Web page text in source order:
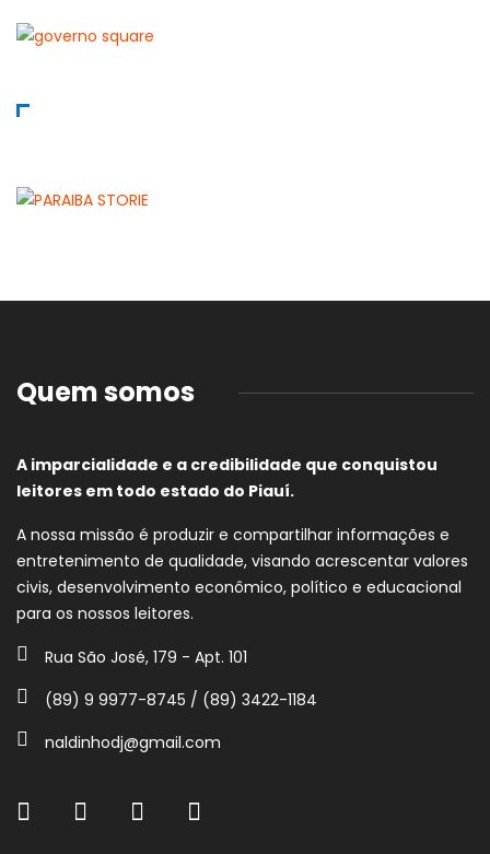
Quem somos
A imparcialidade e a credibilidade que conquistou
leitores em todo estado do Piauí.
A nossa missão é produzir e compartilhar informações e
entretenimento de qualidade, visando acrescentar valores
civis, desenvolvimento econômico, político e educacional
para os nossos leitores.
Rua São José, 179 - Apt. 101
(89) 9 9977-8745 / (89) 3422-1184
naldinhodj@gmail.com